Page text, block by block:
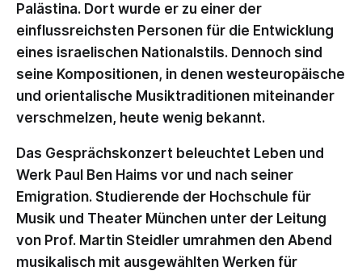
Palästina. Dort wurde er zu einer der
einflussreichsten Personen für die Entwicklung
eines israelischen Nationalstils. Dennoch sind
seine Kompositionen, in denen westeuropäische
und orientalische Musiktraditionen miteinander
verschmelzen, heute wenig bekannt.
Das Gesprächskonzert beleuchtet Leben und
Werk Paul Ben Haims vor und nach seiner
Emigration. Studierende der Hochschule für
Musik und Theater München unter der Leitung
von Prof. Martin Steidler umrahmen den Abend
musikalisch mit ausgewählten Werken für